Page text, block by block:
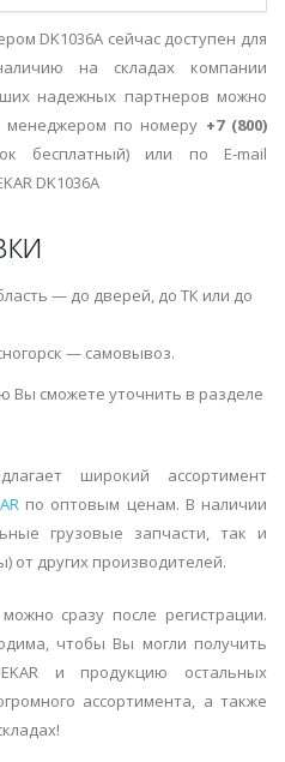
DK1036A сейчас доступен для
на складах компании
надежных партнеров можно
менеджером по номеру +7 (800)
бесплатный) или по E-mail
DK1036A
— до дверей, до ТК или до
— самовывоз.
сможете уточнить в разделе
широкий ассортимент
по оптовым ценам. В наличии
грузовые запчасти, так и
от других производителей.
сразу после регистрации.
чтобы Вы могли получить
и продукцию остальных
ассортимента, а также